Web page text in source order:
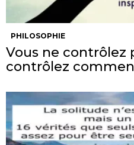
PHILOSOPHIE
Vous ne contrôlez
contrôlez